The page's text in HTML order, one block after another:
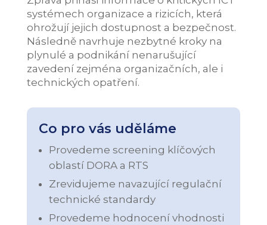
systémech organizace a rizicích, která
ohrožují jejich dostupnost a bezpečnost.
Následně navrhuje nezbytné kroky na
plynulé a podnikání nenarušující
zavedení zejména organizačních, ale i
technických opatření.
Co pro vás uděláme
Provedeme screening klíčových
oblastí DORA a RTS
Zrevidujeme navazující regulační
technické standardy
Provedeme hodnocení vhodnosti